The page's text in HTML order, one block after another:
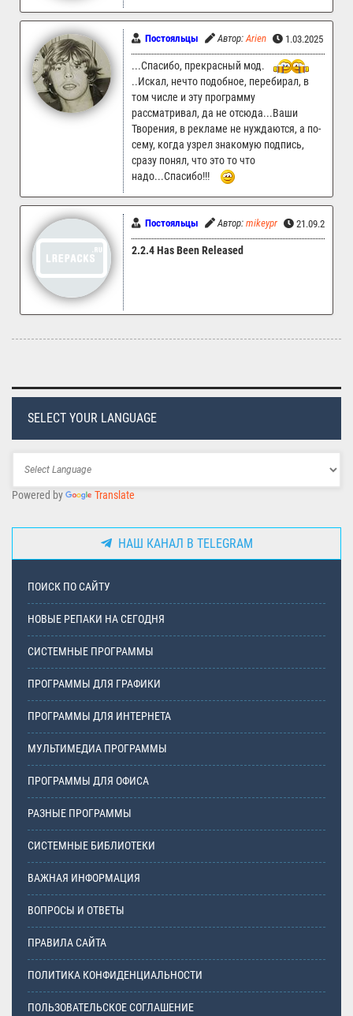
Постояльцы Автор:Arien 1.03.2025 00:17
...Спасибо, прекрасный мод.
..Искал, нечто подобное, перебирал, в
том числе и эту программу
рассматривал, да не отсюда...Ваши
Творения, в рекламе не нуждаются, а по-
сему, когда узрел знакомую подпись,
сразу понял, что это то что
надо...Спасибо!!!
Постояльцы Автор: mikeypr 21.09.2024
2.2.4 Has Been Released
SELECT YOUR LANGUAGE
Powered by Translate
НАШ КАНАЛ В TELEGRAM
ПОИСК ПО САЙТУ
НОВЫЕ РЕПАКИ НА СЕГОДНЯ
СИСТЕМНЫЕ ПРОГРАММЫ
ПРОГРАММЫ ДЛЯ ГРАФИКИ
ПРОГРАММЫ ДЛЯ ИНТЕРНЕТА
МУЛЬТИМЕДИА ПРОГРАММЫ
ПРОГРАММЫ ДЛЯ ОФИСА
РАЗНЫЕ ПРОГРАММЫ
СИСТЕМНЫЕ БИБЛИОТЕКИ
ВАЖНАЯ ИНФОРМАЦИЯ
ВОПРОСЫ И ОТВЕТЫ
ПРАВИЛА САЙТА
ПОЛИТИКА КОНФИДЕНЦИАЛЬНОСТИ
ПОЛЬЗОВАТЕЛЬСКОЕ СОГЛАШЕНИЕ